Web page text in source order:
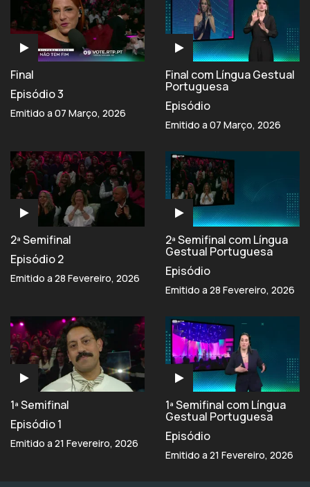
Final
Episódio 3
Emitido a 07 Março, 2026
Final com Língua Gestual
Portuguesa
Episódio
Emitido a 07 Março, 2026
2ª Semifinal
Episódio 2
Emitido a 28 Fevereiro, 2026
2ª Semifinal com Língua
Gestual Portuguesa
Episódio
Emitido a 28 Fevereiro, 2026
1ª Semifinal
Episódio 1
Emitido a 21 Fevereiro, 2026
1ª Semifinal com Língua
Gestual Portuguesa
Episódio
Emitido a 21 Fevereiro, 2026